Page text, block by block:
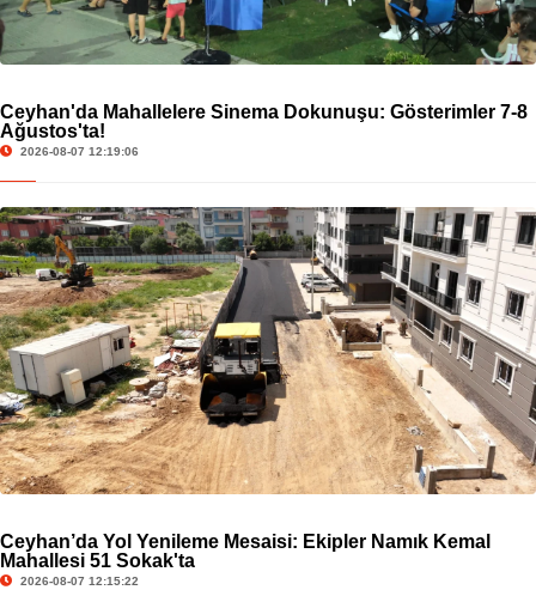
Ceyhan'da Mahallelere Sinema Dokunuşu: Gösterimler 7-8
Ağustos'ta!
2026-08-07 12:19:06
Ceyhan’da Yol Yenileme Mesaisi: Ekipler Namık Kemal
Mahallesi 51 Sokak'ta
2026-08-07 12:15:22